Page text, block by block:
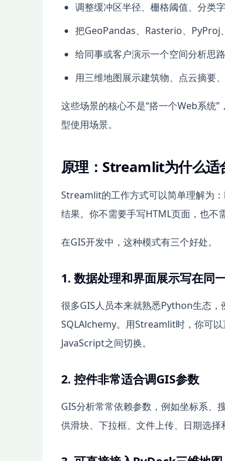
调整缓冲区半径、栅格阈值、分类
把GeoPandas、Rasterio、PyProj
给同事或客户演示一个空间分析思
用三维地图展示建筑物、点云摘要
这些场景的核心不是“搭一个Web系统
型使用场景。
原理：Streamlit为什么适
Streamlit的工作方式可以简单理解为
结果。你不需要手写HTML页面，也不
在GIS开发中，这种模式有三个好处。
1. 数据处理和界面展示写在同
很多GIS人员本来就熟悉Python生态
SQLAlchemy。用Streamlit时，你可
JavaScript之间切换。
2. 控件非常适合调GIS参数
GIS分析常常依赖参数，例如坐标系
供滑块、下拉框、文件上传、日期选择